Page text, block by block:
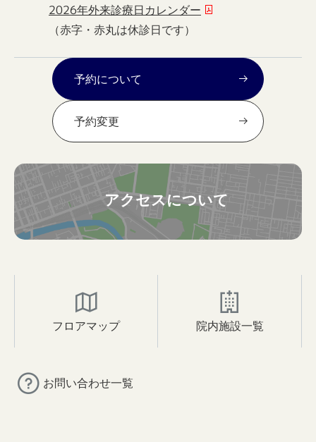
2026年外来診療日カレンダー
（赤字・赤丸は休診日です）
予約について
予約変更
アクセスについて
フロアマップ 院内施設一覧
お問い合わせ一覧